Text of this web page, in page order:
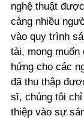
nghệ thuật
càng nhiều
vào quy trình
tài, mong
hứng cho các
đã thu thập
sĩ, chúng tôi
thiệp vào sự